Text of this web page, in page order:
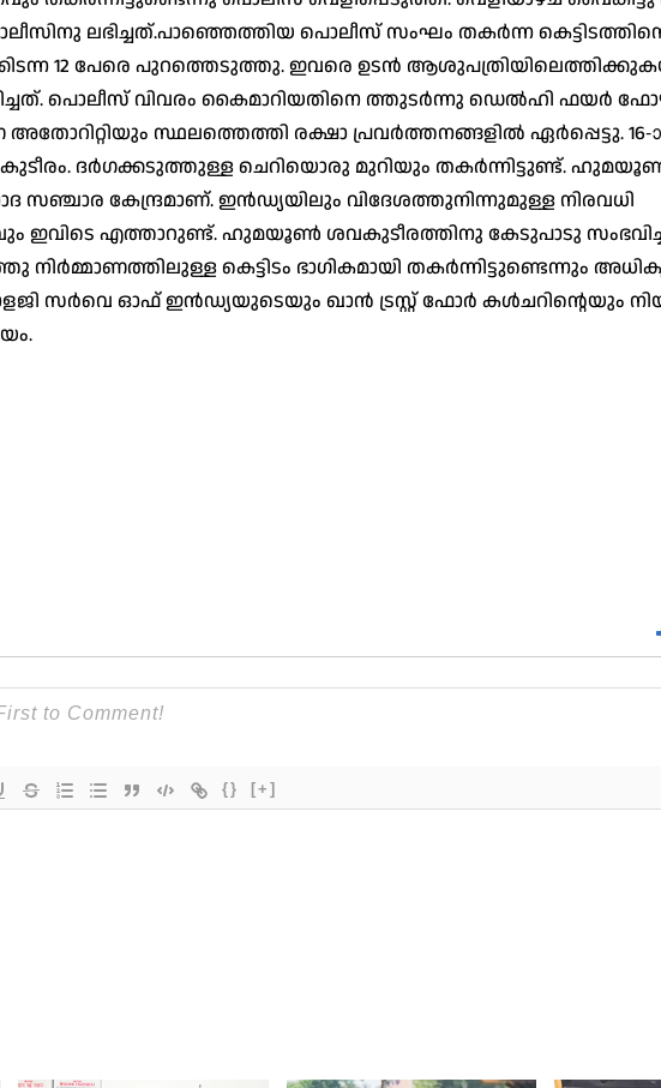
ലഭിച്ചത്.പാഞ്ഞെത്തിയ പൊലീസ് സംഘം തകർന്ന
12 പേരെ പുറത്തെടുത്തു. ഇവരെ ഉടൻ
പൊലീസ് വിവരം കൈമാറിയതിനെ ത്തുടർന്നു ഡെൽഹി ഫയർ
സ്ഥലത്തെത്തി രക്ഷാ പ്രവർത്തനങ്ങളിൽ ഏർപ്പെട്ടു. 16-
ദർഗക്കടുത്തുള്ള ചെറിയൊരു മുറിയും തകർന്നിട്ടുണ്ട്.
സഞ്ചാര കേന്ദ്രമാണ്. ഇൻഡ്യയിലും വിദേശത്തുനിന്നുമുള്ള നിരവധി
ഇവിടെ എത്താറുണ്ട്. ഹുമയൂൺ ശവകുടീരത്തിനു കേടുപാടു
കെട്ടിടം ഭാഗികമായി തകർന്നിട്ടുണ്ടെന്നും
സർവെ ഓഫ് ഇൻഡ്യയുടെയും ഖാൻ ട്രസ്റ്റ് ഫോർ കൾചറിൻ്റെയും
{} [+]